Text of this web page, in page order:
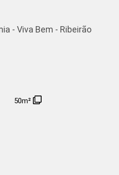
- Viva Bem - Ribeirão
50m²